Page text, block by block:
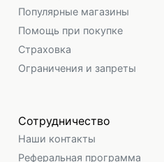
Популярные магазины
Помощь при покупке
Страховка
Ограничения и запреты
Сотрудничество
Наши контакты
Реферальная программа